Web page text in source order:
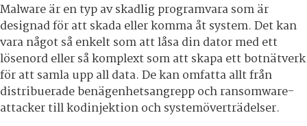
Malware är en typ av skadlig programvara som är
designad för att skada eller komma åt system. Det kan
vara något så enkelt som att låsa din dator med ett
lösenord eller så komplext som att skapa ett botnätverk
för att samla upp all data. De kan omfatta allt från
distribuerade benägenhetsangrepp och ransomware-
attacker till kodinjektion och systemöverträdelser.